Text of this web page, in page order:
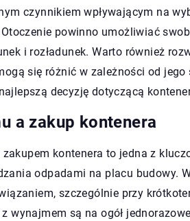
czynnikiem wpływającym na
powinno umożliwiać
i rozładunek. Warto również
się różnić w zależności od
decyzję dotyczącą
a zakup kontenera
kontenera to jedna z
odpadami na placu budowy.
szczególnie przy
wynajmem są na ogół